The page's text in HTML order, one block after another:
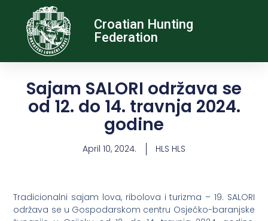
Croatian Hunting
Federation
Sajam SALORI održava se
od 12. do 14. travnja 2024.
godine
April 10, 2024. HLS HLS
Tradicionalni sajam lova, ribolova i turizma – 19. SALORI
održava se u Gospodarskom centru Osječko-baranjske